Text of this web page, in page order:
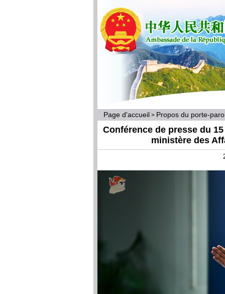
Page d'accueil > Propos du porte-
Conférence de presse du
ministère des